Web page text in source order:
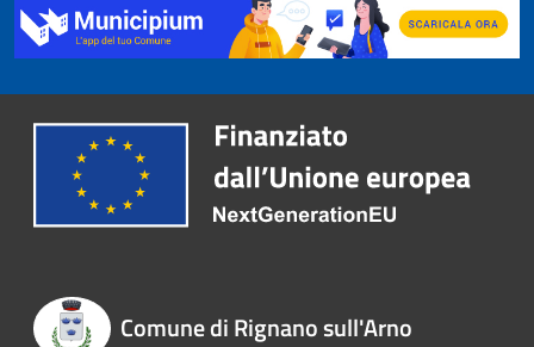
Comune di Rignano sull'Arno